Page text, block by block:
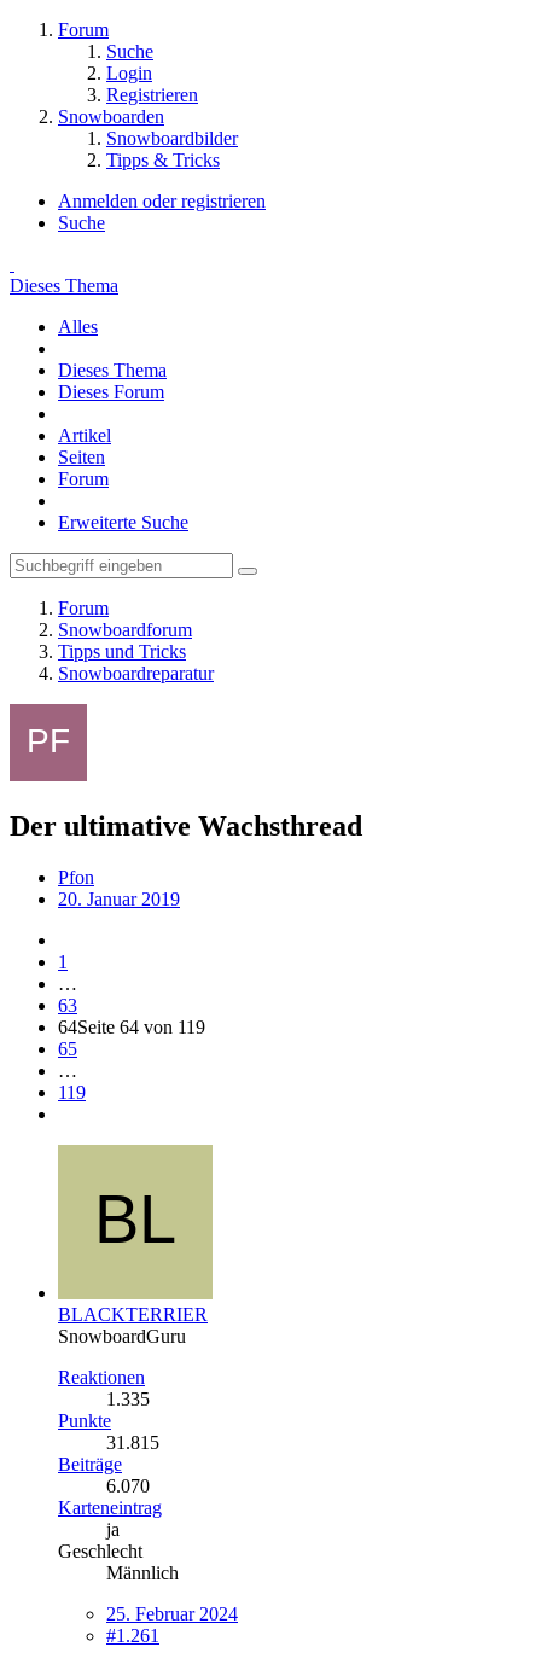
Forum
Suche
Login
Registrieren
Snowboarden
Snowboardbilder
Tipps & Tricks
Anmelden oder registrieren
Suche
Dieses Thema
Alles
Dieses Thema
Dieses Forum
Artikel
Seiten
Forum
Erweiterte Suche
Forum
Snowboardforum
Tipps und Tricks
Snowboardreparatur
Der ultimative Wachsthread
Pfon
20. Januar 2019
1
…
63
64Seite 64 von 119
65
…
119
BLACKTERRIER
SnowboardGuru
Reaktionen
1.335
Punkte
31.815
Beiträge
6.070
Karteneintrag
ja
Geschlecht
Männlich
25. Februar 2024
#1.261